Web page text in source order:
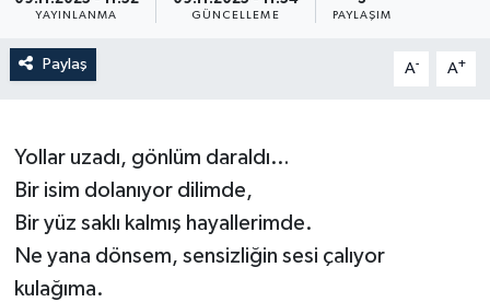
YAYINLANMA GÜNCELLEME PAYLAŞIM
Paylaş A- A+
Yollar uzadı, gönlüm daraldı…
Bir isim dolanıyor dilimde,
Bir yüz saklı kalmış hayallerimde.
Ne yana dönsem, sensizliğin sesi çalıyor
kulağıma.